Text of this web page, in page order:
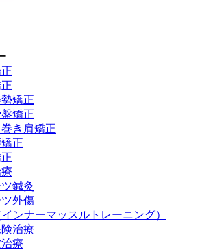
矯正
矯正
き肩矯正
正
鍼灸
外傷
ンナーマッスルトレーニング）
治療
療